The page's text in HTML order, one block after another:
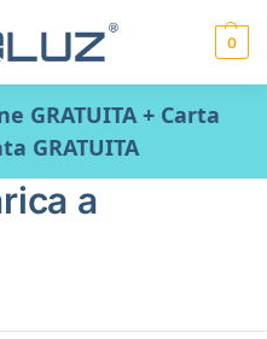
0
GRATUITA + Carta
GRATUITA
a